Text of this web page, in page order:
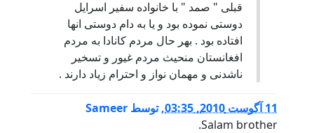
قبلی " صمد " با خانواده سفیر اسرایل
دوستی نموده بود و یا به دام دوستی انها
افتاده بود . بهر حال مردم کانادا به مردم
افغانستان منحیث مردم غیور و تسخیر
ناشدنی و مهمان نواز و احترام زیاد دارند .
11 آگوست 2010, 03:35 ,توسط Sameer
Salam brother.